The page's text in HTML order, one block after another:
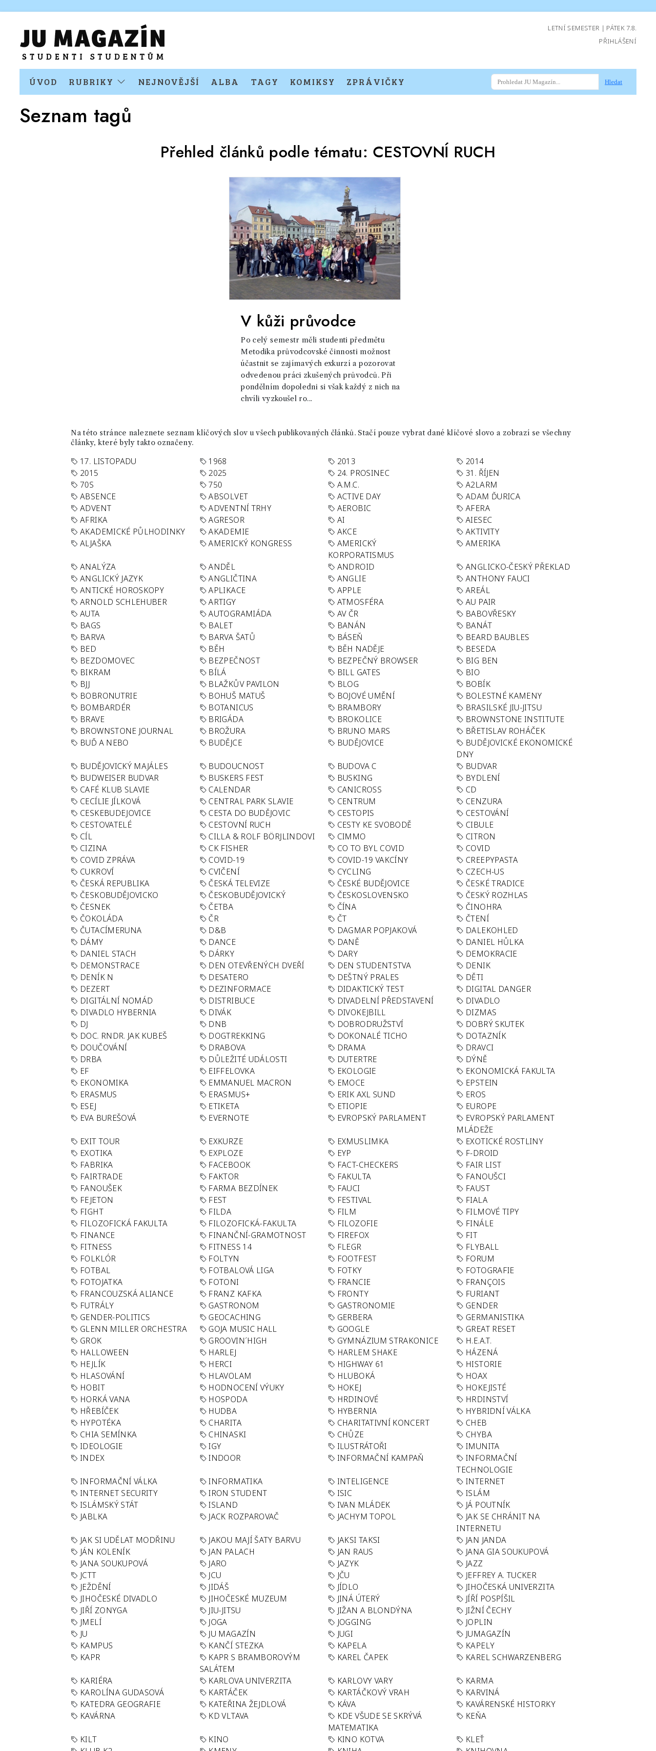
LETNÍ SEMESTER | PÁTEK 7.8.
PŘIHLÁŠENÍ
ÚVOD RUBRIKY NEJNOVĚJŠÍ ALBA TAGY KOMIKSY ZPRÁVIČKY Hledat
Seznam tagů
Přehled článků podle tématu: CESTOVNÍ RUCH
V kůži průvodce
Po celý semestr měli studenti předmětu
Metodika průvodcovské činnosti možnost
účastnit se zajímavých exkurzí a pozorovat
odvedenou práci zkušených průvodců. Při
pondělním dopoledni si však každý z nich na
chvíli vyzkoušel ro...
Na této stránce naleznete seznam klíčových slov u všech publikovaných článků. Stačí pouze vybrat dané klíčové slovo a zobrazí se všechny
články, které byly takto označeny.
17. LISTOPADU 1968 2013
2014
2015
2025 24. PROSINEC
31. ŘÍJEN
70S
750 A.M.C.
A2LARM
ABSENCE
ABSOLVET ACTIVE DAY
ADAM ĎURICA
ADVENT
ADVENTNÍ TRHY AEROBIC
AFERA
AFRIKA
AGRESOR AI
AIESEC
AKADEMICKÉ PŮLHODINKY
AKADEMIE AKCE
AKTIVITY
ALJAŠKA
AMERICKÝ KONGRESS
AMERICKÝ
KORPORATISMUS
AMERIKA
ANALÝZA ANDĚL ANDROID
ANGLICKO-ČESKÝ PŘEKLAD
ANGLICKÝ JAZYK
ANGLIČTINA ANGLIE
ANTHONY FAUCI
ANTICKÉ HOROSKOPY
APLIKACE APPLE
AREÁL
ARNOLD SCHLEHUBER
ARTIGY ATMOSFÉRA
AU PAIR
AUTA
AUTOGRAMIÁDA AV ČR
BABOVŘESKY
BAGS
BALET BANÁN
BANÁT
BARVA
BARVA ŠATŮ BÁSEŇ
BEARD BAUBLES
BED
BĚH BĚH NADĚJE
BESEDA
BEZDOMOVEC
BEZPEČNOST BEZPEČNÝ BROWSER
BIG BEN
BIKRAM
BÍLÁ BILL GATES
BIO
BJJ
BLAŽKŮV PAVILON BLOG
BOBÍK
BOBRONUTRIE
BOHUŠ MATUŠ BOJOVÉ UMĚNÍ
BOLESTNÉ KAMENY
BOMBARDÉR
BOTANICUS BRAMBORY
BRASILSKÉ JIU-JITSU
BRAVE
BRIGÁDA BROKOLICE
BROWNSTONE INSTITUTE
BROWNSTONE JOURNAL
BROŽURA BRUNO MARS
BŘETISLAV ROHÁČEK
BUĎ A NEBO
BUDĚJCE BUDĚJOVICE
BUDĚJOVICKÉ EKONOMICKÉ
DNY
BUDĚJOVICKÝ MAJÁLES
BUDOUCNOST BUDOVA C
BUDVAR
BUDWEISER BUDVAR
BUSKERS FEST BUSKING
BYDLENÍ
CAFÉ KLUB SLAVIE
CALENDAR CANICROSS
CD
CECÍLIE JÍLKOVÁ
CENTRAL PARK SLAVIE CENTRUM
CENZURA
CESKEBUDEJOVICE
CESTA DO BUDĚJOVIC CESTOPIS
CESTOVÁNÍ
CESTOVATELÉ
CESTOVNÍ RUCH CESTY KE SVOBODĚ
CIBULE
CÍL
CILLA & ROLF BÖRJLINDOVI CIMMO
CITRON
CIZINA
CK FISHER CO TO BYL COVID
COVID
COVID ZPRÁVA
COVID-19 COVID-19 VAKCÍNY
CREEPYPASTA
CUKROVÍ
CVIČENÍ CYCLING
CZECH-US
ČESKÁ REPUBLIKA
ČESKÁ TELEVIZE ČESKÉ BUDĚJOVICE
ČESKÉ TRADICE
ČESKOBUDĚJOVICKO
ČESKOBUDĚJOVICKÝ ČESKOSLOVENSKO
ČESKÝ ROZHLAS
ČESNEK
ČETBA ČÍNA
ČINOHRA
ČOKOLÁDA
ČR ČT
ČTENÍ
ČUTACÍMERUNA
D&B DAGMAR POPJAKOVÁ
DALEKOHLED
DÁMY
DANCE DANĚ
DANIEL HŮLKA
DANIEL STACH
DÁRKY DARY
DEMOKRACIE
DEMONSTRACE
DEN OTEVŘENÝCH DVEŘÍ DEN STUDENTSTVA
DENIK
DENÍK N
DESATERO DEŠTNÝ PRALES
DĚTI
DEZERT
DEZINFORMACE DIDAKTICKÝ TEST
DIGITAL DANGER
DIGITÁLNÍ NOMÁD
DISTRIBUCE DIVADELNÍ PŘEDSTAVENÍ
DIVADLO
DIVADLO HYBERNIA
DIVÁK DIVOKEJBILL
DIZMAS
DJ
DNB DOBRODRUŽSTVÍ
DOBRÝ SKUTEK
DOC. RNDR. JAK KUBEŠ
DOGTREKKING DOKONALÉ TICHO
DOTAZNÍK
DOUČOVÁNÍ
DRABOVA DRAMA
DRAVCI
DRBA
DŮLEŽITÉ UDÁLOSTI DUTERTRE
DÝNĚ
EF
EIFFELOVKA EKOLOGIE
EKONOMICKÁ FAKULTA
EKONOMIKA
EMMANUEL MACRON EMOCE
EPSTEIN
ERASMUS
ERASMUS+ ERIK AXL SUND
EROS
ESEJ
ETIKETA ETIOPIE
EUROPE
EVA BUREŠOVÁ
EVERNOTE EVROPSKÝ PARLAMENT
EVROPSKÝ PARLAMENT
MLÁDEŽE
EXIT TOUR
EXKURZE EXMUSLIMKA
EXOTICKÉ ROSTLINY
EXOTIKA
EXPLOZE EYP
F-DROID
FABRIKA
FACEBOOK FACT-CHECKERS
FAIR LIST
FAIRTRADE
FAKTOR FAKULTA
FANOUŠCI
FANOUŠEK
FARMA BEZDÍNEK FAUCI
FAUST
FEJETON
FEST FESTIVAL
FIALA
FIGHT
FILDA FILM
FILMOVÉ TIPY
FILOZOFICKÁ FAKULTA
FILOZOFICKÁ-FAKULTA FILOZOFIE
FINÁLE
FINANCE
FINANČNÍ-GRAMOTNOST FIREFOX
FIT
FITNESS
FITNESS 14 FLEGR
FLYBALL
FOLKLÓR
FOLTYN FOOTFEST
FORUM
FOTBAL
FOTBALOVÁ LIGA FOTKY
FOTOGRAFIE
FOTOJATKA
FOTONI FRANCIE
FRANÇOIS
FRANCOUZSKÁ ALIANCE
FRANZ KAFKA FRONTY
FURIANT
FUTRÁLY
GASTRONOM GASTRONOMIE
GENDER
GENDER-POLITICS
GEOCACHING GERBERA
GERMANISTIKA
GLENN MILLER ORCHESTRA
GOJA MUSIC HALL GOOGLE
GREAT RESET
GROK
GROOVIN´HIGH GYMNÁZIUM STRAKONICE
H.E.A.T.
HALLOWEEN
HARLEJ HARLEM SHAKE
HÁZENÁ
HEJLÍK
HERCI HIGHWAY 61
HISTORIE
HLASOVÁNÍ
HLAVOLAM HLUBOKÁ
HOAX
HOBIT
HODNOCENÍ VÝUKY HOKEJ
HOKEJISTÉ
HORKÁ VANA
HOSPODA HRDINOVÉ
HRDINSTVÍ
HŘEBÍČEK
HUDBA HYBERNIA
HYBRIDNÍ VÁLKA
HYPOTÉKA
CHARITA CHARITATIVNÍ KONCERT
CHEB
CHIA SEMÍNKA
CHINASKI CHŮZE
CHYBA
IDEOLOGIE
IGY ILUSTRÁTOŘI
IMUNITA
INDEX
INDOOR INFORMAČNÍ KAMPAŇ
INFORMAČNÍ
TECHNOLOGIE
INFORMAČNÍ VÁLKA
INFORMATIKA INTELIGENCE
INTERNET
INTERNET SECURITY
IRON STUDENT ISIC
ISLÁM
ISLÁMSKÝ STÁT
ISLAND IVAN MLÁDEK
JÁ POUTNÍK
JABLKA
JACK ROZPAROVAČ JACHYM TOPOL
JAK SE CHRÁNIT NA
INTERNETU
JAK SI UDĚLAT MODŘINU
JAKOU MAJÍ ŠATY BARVU JAKSI TAKSI
JAN JANDA
JÁN KOLENÍK
JAN PALACH JAN RAUS
JANA GIA SOUKUPOVÁ
JANA SOUKUPOVÁ
JARO JAZYK
JAZZ
JCTT
JCU JČU
JEFFREY A. TUCKER
JEŽDĚNÍ
JIDÁŠ JÍDLO
JIHOČESKÁ UNIVERZITA
JIHOČESKÉ DIVADLO
JIHOČESKÉ MUZEUM JINÁ ÚTERÝ
JÍŘÍ POSPÍŠIL
JIŘÍ ZONYGA
JIU-JITSU JIŽAN A BLONDÝNA
JIŽNÍ ČECHY
JMELÍ
JOGA JOGGING
JOPLIN
JU
JU MAGAZÍN JUGI
JUMAGAZÍN
KAMPUS
KANČÍ STEZKA KAPELA
KAPELY
KAPR
KAPR S BRAMBOROVÝM
SALÁTEM
KAREL ČAPEK KAREL SCHWARZENBERG
KARIÉRA KARLOVA UNIVERZITA KARLOVY VARY
KARMA
KAROLÍNA GUDASOVÁ
KARTÁČEK KARTÁČKOVÝ VRAH
KARVINÁ
KATEDRA GEOGRAFIE
KATEŘINA ŽEJDLOVÁ KÁVA
KAVÁRENSKÉ HISTORKY
KAVÁRNA
KD VLTAVA
KDE VŠUDE SE SKRÝVÁ
MATEMATIKA
KEŇA
KILT KINO KINO KOTVA
KLEŤ